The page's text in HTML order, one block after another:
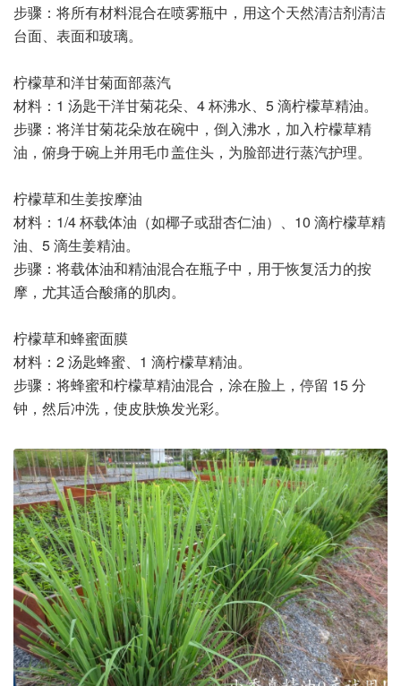
步骤：将所有材料混合在喷雾瓶中，用这个天然清洁剂清洁
台面、表面和玻璃。
柠檬草和洋甘菊面部蒸汽
材料：1 汤匙干洋甘菊花朵、4 杯沸水、5 滴柠檬草精油。
步骤：将洋甘菊花朵放在碗中，倒入沸水，加入柠檬草精
油，俯身于碗上并用毛巾盖住头，为脸部进行蒸汽护理。
柠檬草和生姜按摩油
材料：1/4 杯载体油（如椰子或甜杏仁油）、10 滴柠檬草精
油、5 滴生姜精油。
步骤：将载体油和精油混合在瓶子中，用于恢复活力的按
摩，尤其适合酸痛的肌肉。
柠檬草和蜂蜜面膜
材料：2 汤匙蜂蜜、1 滴柠檬草精油。
步骤：将蜂蜜和柠檬草精油混合，涂在脸上，停留 15 分
钟，然后冲洗，使皮肤焕发光彩。